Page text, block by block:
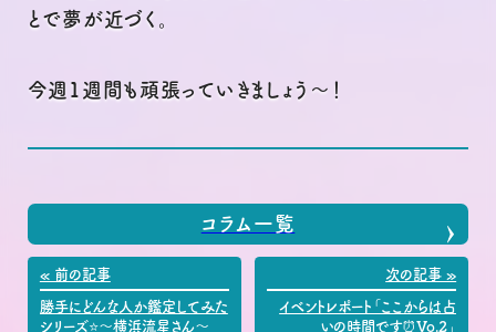
とで夢が近づく。
今週1週間も頑張っていきましょう〜！
コラム一覧
« 前の記事
勝手にどんな人か鑑定してみた
シリーズ⭐〜横浜流星さん〜
次の記事 »
イベントレポート「ここからは占
いの時間です⏰Vo.2」